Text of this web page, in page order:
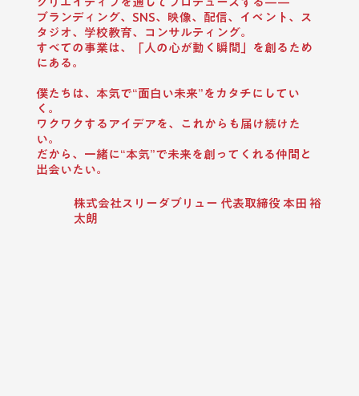
ブランディング、SNS、映像、配信、イベント、ス
タジオ、学校教育、コンサルティング。
すべての事業は、「人の心が動く瞬間」を創るため
にある。
僕たちは、本気で“面白い未来”をカタチにしてい
く。
ワクワクするアイデアを、これからも届け続けた
い。
だから、一緒に“本気”で未来を創ってくれる仲間と
出会いたい。
株式会社スリーダブリュー 代表取締役 本田 裕
太朗